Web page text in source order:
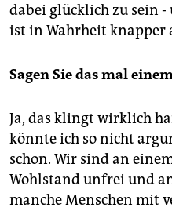
dabei glücklich zu sein -
ist in Wahrheit knapper
Sagen Sie das mal
Ja, das klingt wirklich
könnte ich so nicht
schon. Wir sind an
Wohlstand unfrei und
manche Menschen mit